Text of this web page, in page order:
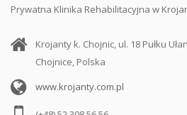
Prywatna Klinika Rehabilitacyjna w
Krojanty k. Chojnic, ul. 18 Pułku
Chojnice, Polska
www.krojanty.com.pl